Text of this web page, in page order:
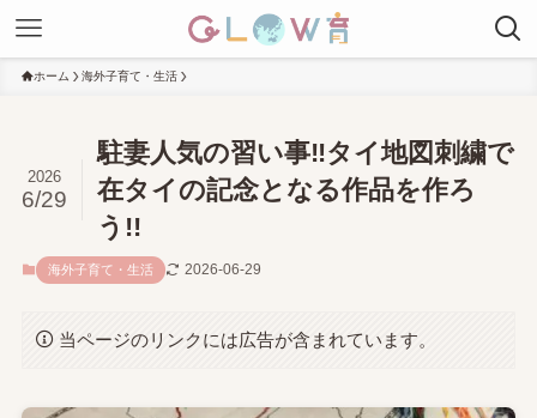
ホーム 海外子育て・生活
駐妻人気の習い事‼タイ地図刺繍で
在タイの記念となる作品を作ろ
う!!
2026
6/29
海外子育て・生活 2026-06-29
当ページのリンクには広告が含まれています。